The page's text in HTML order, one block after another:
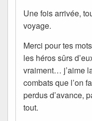
Une fois arrivée,
voyage.
Merci pour tes
les héros sûrs
vraiment… j’aime
combats que l’on
perdus d’avance,
tout.